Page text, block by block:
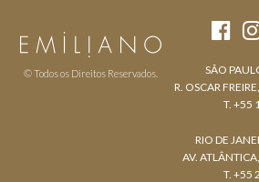
© Todos os Direitos Reservados.
SÃO
R. OSCAR
T. +55
RIO DE
AV.
T. +55